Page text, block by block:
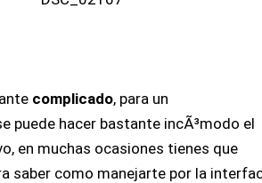
complicado, para un
puede hacer bastante incÃ³modo el
en muchas ocasiones tienes que
saber como manejarte por la